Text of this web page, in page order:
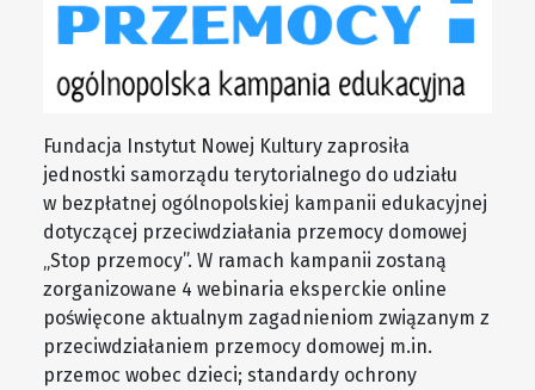
Fundacja Instytut Nowej Kultury zaprosiła
jednostki samorządu terytorialnego do udziału
w bezpłatnej ogólnopolskiej kampanii edukacyjnej
dotyczącej przeciwdziałania przemocy domowej
„Stop przemocy”. W ramach kampanii zostaną
zorganizowane 4 webinaria eksperckie online
poświęcone aktualnym zagadnieniom związanym z
przeciwdziałaniem przemocy domowej m.in.
przemoc wobec dzieci; standardy ochrony